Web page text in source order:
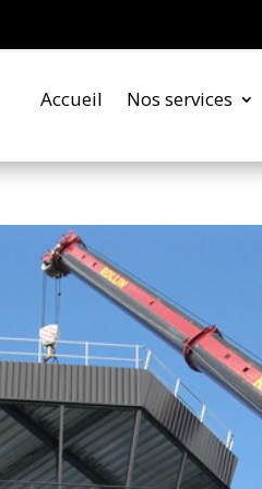
Accueil Nos services